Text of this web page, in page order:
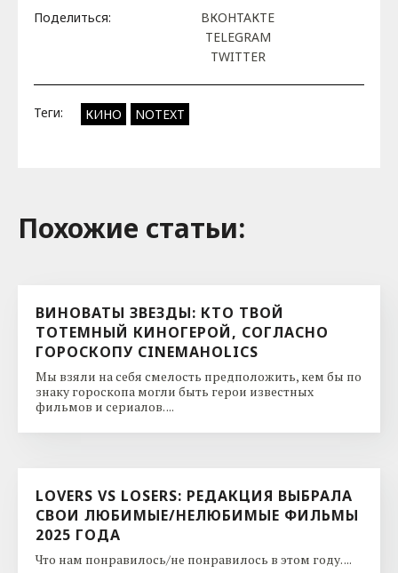
Поделиться:
ВКОНТАКТЕ
TELEGRAM
TWITTER
Теги: КИНО NOTEXT
Похожие cтатьи:
ВИНОВАТЫ ЗВЕЗДЫ: КТО ТВОЙ
ТОТЕМНЫЙ КИНОГЕРОЙ, СОГЛАСНО
ГОРОСКОПУ CINEMAHOLICS
Мы взяли на себя смелость предположить, кем бы по
знаку гороскопа могли быть герои известных
фильмов и сериалов. ...
LOVERS VS LOSERS: РЕДАКЦИЯ ВЫБРАЛА
СВОИ ЛЮБИМЫЕ/НЕЛЮБИМЫЕ ФИЛЬМЫ
2025 ГОДА
Что нам понравилось/не понравилось в этом году. ...